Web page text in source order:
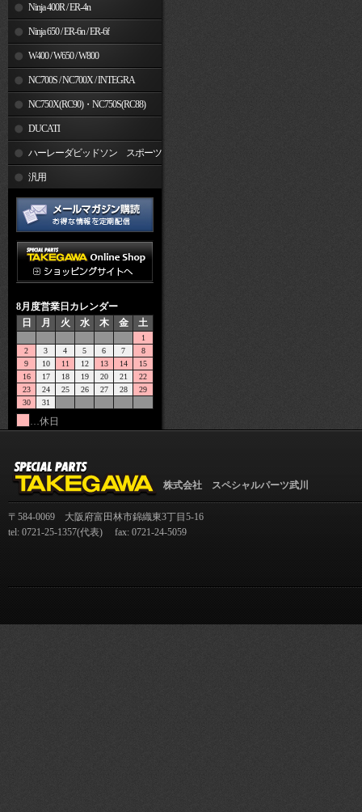
Ninja 400R / ER-4n
Ninja 650 / ER-6n / ER-6f
W400 / W650 / W800
NC700S / NC700X / INTEGRA
NC750X(RC90)・NC750S(RC88)
DUCATI
ハーレーダビッドソン スポーツ
スター汎用
8月度営業日カレンダー
日
月 火 水 木 金 土
1
2
3 4 5 6 7
8
9
10 11 12 13 14
15
16
17 18 19 20 21
22
23
24 25 26 27 28
29
30
31
…休日
株式会社 スペシャルパーツ武川
〒584-0069 大阪府富田林市錦織東3丁目5-16
tel: 0721-25-1357(代表) fax: 0721-24-5059